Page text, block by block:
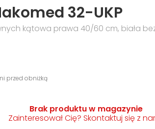
32-UKP
kątowa prawa 40/60 cm, biała
przed obniżką
Brak produktu w magazynie
Zainteresował Cię? Skontaktuj się z